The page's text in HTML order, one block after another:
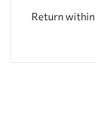
Return within